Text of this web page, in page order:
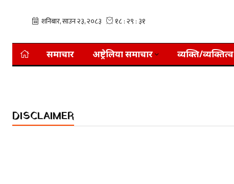
समाचार अष्ट्रेलिया समाचार व्यक्ति/व्यक्तित्व
DISCLAIMER